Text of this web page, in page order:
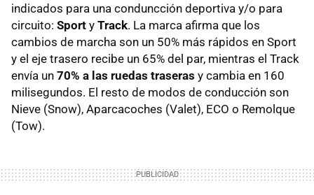
indicados para una conduncción deportiva y/o para
circuito: Sport y Track. La marca afirma que los
cambios de marcha son un 50% más rápidos en Sport
y el eje trasero recibe un 65% del par, mientras el Track
envía un 70% a las ruedas traseras y cambia en 160
milisegundos. El resto de modos de conducción son
Nieve (Snow), Aparcacoches (Valet), ECO o Remolque
(Tow).